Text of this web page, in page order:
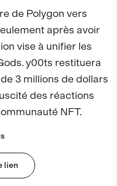
de Polygon vers
après avoir
vise à unifier les
y00ts restituera
3 millions de dollars
des réactions
NFT.
lien